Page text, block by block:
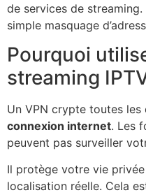
de services de
simple masquage
Pourquoi
streaming
Un VPN crypte toutes
connexion internet. Les
peuvent pas surveiller
Il protège votre vie
localisation réelle. Cela